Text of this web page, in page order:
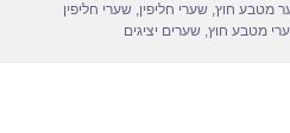
מטבע חוץ,שערי חליפין,שערי חליפין
מטבע חוץ,שערים יציגים